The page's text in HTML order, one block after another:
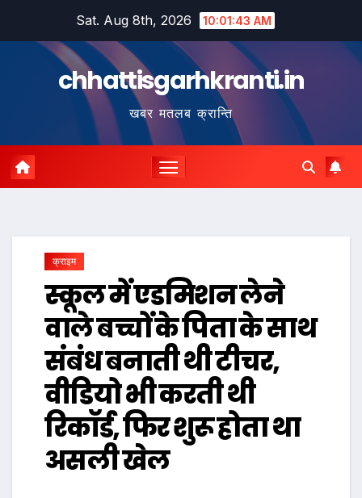
Sat. Aug 8th, 2026 10:01:44 AM
chhattisgarhkranti.in
खबर मतलब क्रान्ति
क्राइम
स्कूल में एडमिशन लेने
वाले बच्चों के पिता के साथ
संबंध बनाती थी टीचर,
वीडियो भी करती थी
रिकॉर्ड, फिर शुरू होता था
असली खेल